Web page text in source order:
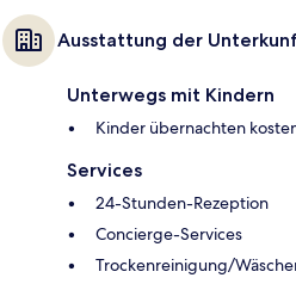
Ausstattung der
Unterwegs mit Kindern
Kinder übernachten
Services
24-Stunden-Rezeption
Concierge-Services
Trockenreinigung/